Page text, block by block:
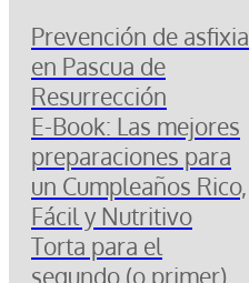
Prevención de asfixia
en Pascua de
Resurrección
E-Book: Las mejores
preparaciones para
un Cumpleaños Rico,
Fácil y Nutritivo
Torta para el
segundo (o primer)